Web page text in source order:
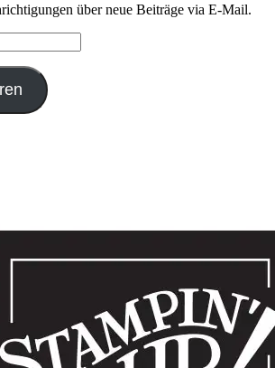
über neue Beiträge via E-Mail.